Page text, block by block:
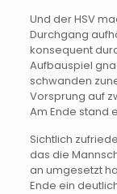
Und der HSV
Durchgang
konsequent
Aufbauspiel
schwanden
Vorsprung auf
Am Ende stand
Sichtlich
das die
an umgesetzt
Ende ein